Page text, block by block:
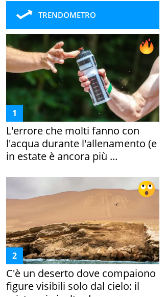
TRENDOMETRO
L'errore che molti fanno con
l'acqua durante l'allenamento (e
in estate è ancora più ...
C'è un deserto dove compaiono
figure visibili solo dal cielo: il